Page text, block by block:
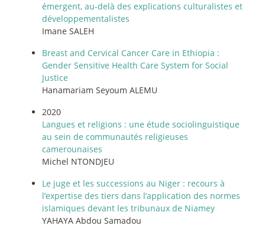
émergent, au-delà des explications culturalistes et
développementalistes
Imane SALEH
Breast and Cervical Cancer Care in Ethiopia :
Gender Sensitive Health Care System for Social
Justice
Hanamariam Seyoum ALEMU
2020
Langues et religions : une étude sociolinguistique
au sein de communautés religieuses
camerounaises
Michel NTONDJEU
Le juge et les successions au Niger : recours à
l’expertise des tiers dans l’application des normes
islamiques devant les tribunaux de Niamey
YAHAYA Abdou Samadou